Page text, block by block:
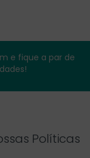
e fique a par de
Políticas